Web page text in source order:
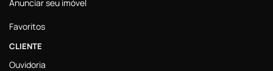
Anunciar seu imóvel
Favoritos
CLIENTE
Ouvidoria